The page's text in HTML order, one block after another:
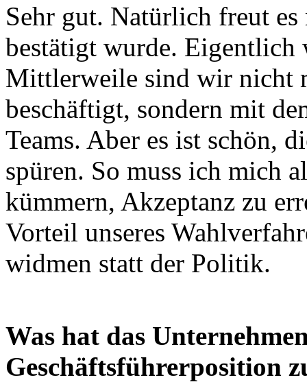
Sehr gut. Natürlich freut
bestätigt wurde. Eigentlich
Mittlerweile sind wir nicht
beschäftigt, sondern mit
Teams. Aber es ist schön,
spüren. So muss ich mich
kümmern, Akzeptanz zu
Vorteil unseres
widmen statt der Politik.
Was hat das
Geschäftsführerposition